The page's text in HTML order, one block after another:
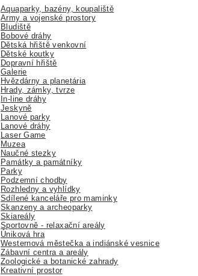
Aquaparky, bazény, koupaliště
Army a vojenské prostory
Bludiště
Bobové dráhy
Dětská hřiště venkovní
Dětské koutky
Dopravní hřiště
Galerie
Hvězdárny a planetária
Hrady, zámky, tvrze
In-line dráhy
Jeskyně
Lanové parky
Lanové dráhy
Laser Game
Muzea
Naučné stezky
Památky a památníky
Parky
Podzemní chodby
Rozhledny a vyhlídky
Sdílené kanceláře pro maminky
Skanzeny a archeoparky
Skiareály
Sportovně - relaxační areály
Úniková hra
Westernová městečka a indiánské vesnice
Zábavní centra a areály
Zoologické a botanické zahrady
Kreativní prostor